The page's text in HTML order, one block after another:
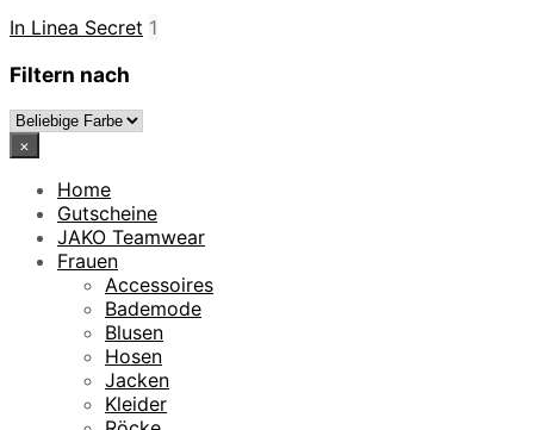
In Linea Secret 1
Filtern nach
×
Home
Gutscheine
JAKO Teamwear
Frauen
Accessoires
Bademode
Blusen
Hosen
Jacken
Kleider